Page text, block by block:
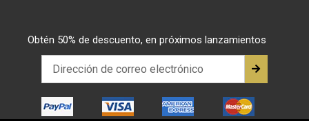
Obtén 50% de descuento, en próximos lanzamientos